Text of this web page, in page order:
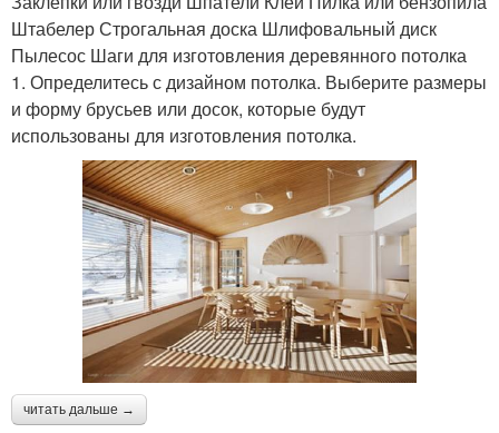
Штабелер Строгальная доска Шлифовальный диск
Пылесос Шаги для изготовления деревянного потолка
1. Определитесь с дизайном потолка. Выберите размеры
и форму брусьев или досок, которые будут
использованы для изготовления потолка.
читать дальше →